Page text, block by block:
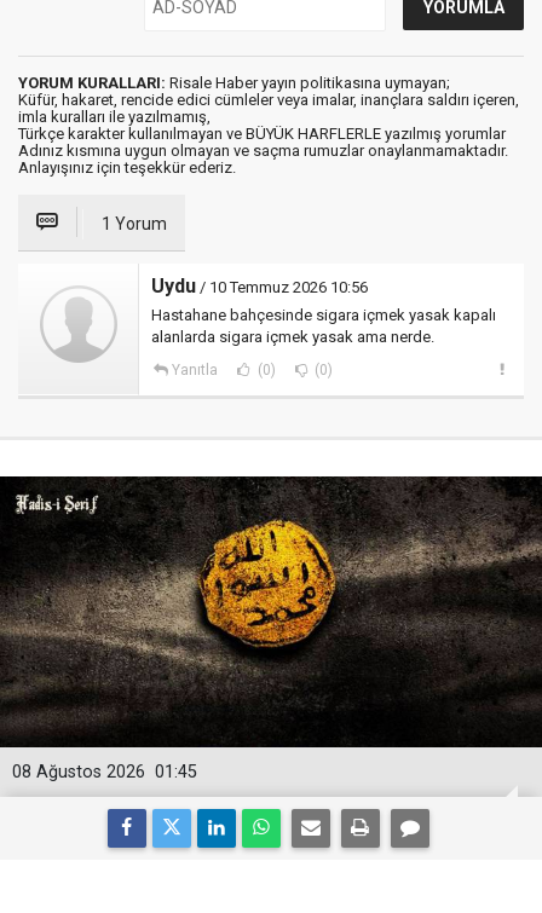
YORUM KURALLARI: Risale Haber yayın politikasına uymayan;
Küfür, hakaret, rencide edici cümleler veya imalar, inançlara saldırı içeren,
imla kuralları ile yazılmamış,
Türkçe karakter kullanılmayan ve BÜYÜK HARFLERLE yazılmış yorumlar
Adınız kısmına uygun olmayan ve saçma rumuzlar onaylanmamaktadır.
Anlayışınız için teşekkür ederiz.
1 Yorum
Uydu / 10 Temmuz 2026 10:56
Hastahane bahçesinde sigara içmek yasak kapalı
alanlarda sigara içmek yasak ama nerde.
Yanıtla (0) (0)
01:45
08 Ağustos 2026